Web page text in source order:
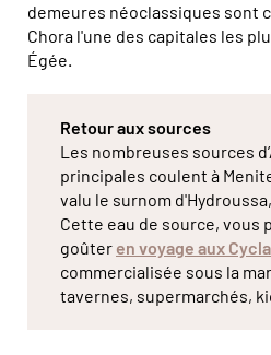
demeures néoclassiques sont
Chora l'une des capitales les
Égée.
Retour aux sources
Les nombreuses sources
principales coulent à
valu le surnom
Cette eau de source, vous
goûter en voyage aux
commercialisée sous la
tavernes, supermarchés,